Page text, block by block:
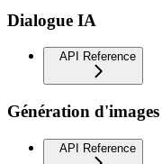
Dialogue IA
API Reference
Génération
API Reference